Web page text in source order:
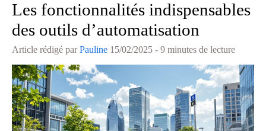
Les fonctionnalités indispensables
des outils d’automatisation
Article rédigé parPauline 15/02/2025 - 9 minutes de lecture